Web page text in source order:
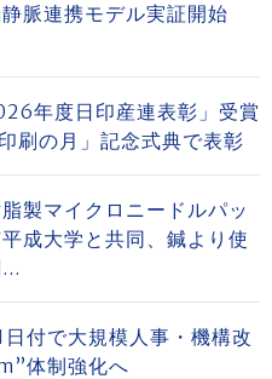
脈連携モデル実証開始
年度日印産連表彰」受賞
の月」記念式典で表彰
製マイクロニードルパッ
成大学と共同、鍼より使
付で大規模人事・機構改
体制強化へ